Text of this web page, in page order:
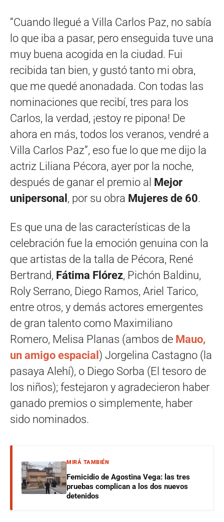
“Cuando llegué a Villa Carlos Paz, no sabía
lo que iba a pasar, pero enseguida tuve una
muy buena acogida en la ciudad. Fui
recibida tan bien, y gustó tanto mi obra,
que me quedé anonadada. Con todas las
nominaciones que recibí, tres para los
Carlos, la verdad, ¡estoy re pipona! De
ahora en más, todos los veranos, vendré a
Villa Carlos Paz”, eso fue lo que me dijo la
actriz Liliana Pécora, ayer por la noche,
después de ganar el premio al Mejor
unipersonal , por su obra Mujeres de 60.
Es que una de las características de la
celebración fue la emoción genuina con la
que artistas de la talla de Pécora, René
Bertrand, Fátima Flórez, Pichón Baldinu,
Roly Serrano, Diego Ramos, Ariel Tarico,
entre otros, y demás actores emergentes
de gran talento como Maximiliano
Romero, Melisa Planas (ambos de Mauo,
un amigo espacial ) Jorgelina Castagno (la
pasaya Alehí), o Diego Sorba (El tesoro de
los niños); festejaron y agradecieron haber
ganado premios o simplemente, haber
sido nominados.
MIRÁ TAMBIÉN
Femicidio de Agostina Vega: las tres
pruebas complican a los dos nuevos
detenidos